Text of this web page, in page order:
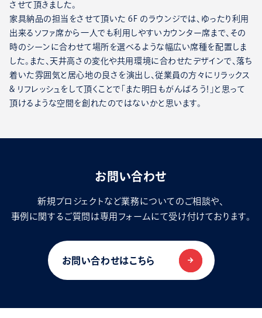
させて頂きました。
家具納品の担当をさせて頂いた 6F のラウンジでは、ゆったり利用
出来るソファ席から一人でも利用しやすいカウンター席まで、その
時のシーンに合わせて場所を選べるような幅広い席種を配置しま
した。また、天井高さの変化や共用環境に合わせたデザインで、落ち
着いた雰囲気と居心地の良さを演出し、従業員の方々にリラックス
& リフレッシュをして頂くことで「また明日もがんばろう！」と思って
頂けるような空間を創れたのではないかと思います。
お問い合わせ
新規プロジェクトなど業務についてのご相談や、
事例に関するご質問は専用フォームにて受け付けております。
お問い合わせはこちら